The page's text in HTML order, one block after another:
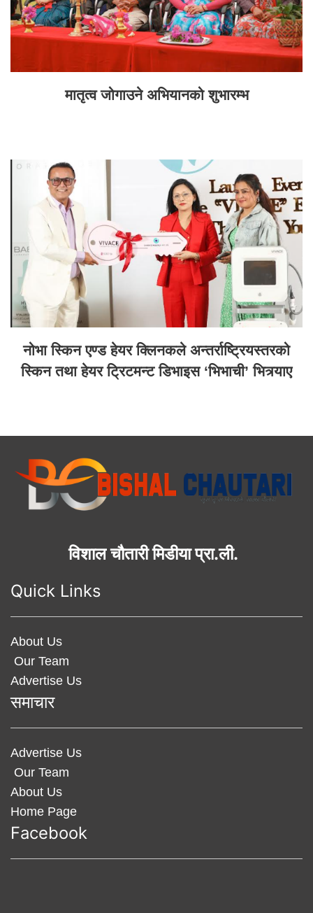
मातृत्व जोगाउने अभियानको शुभारम्भ
नोभा स्किन एण्ड हेयर क्लिनकले अन्तर्राष्ट्रियस्तरको
स्किन तथा हेयर ट्रिटमन्ट डिभाइस ‘भिभाची’ भित्र्याए
विशाल चौतारी मिडीया प्रा.ली.
Quick Links
About Us
Our Team
Advertise Us
समाचार
Advertise Us
Our Team
About Us
Home Page
Facebook